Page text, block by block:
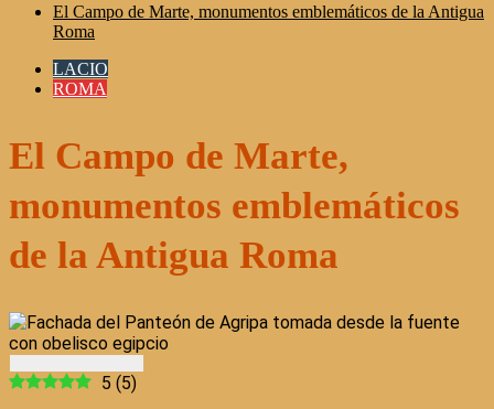
El Campo de Marte, monumentos emblemáticos de la Antigua
Roma
LACIO
ROMA
El Campo de Marte,
monumentos emblemáticos
de la Antigua Roma
5 (5)